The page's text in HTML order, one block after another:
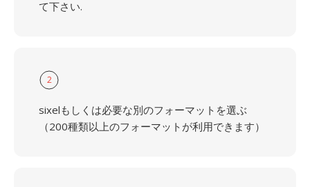
て下さい.
2
sixelもしくは必要な別のフォーマットを選ぶ
（200種類以上のフォーマットが利用できます）